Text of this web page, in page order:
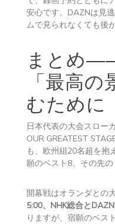
安心です。DAZNは見
ムで見られなくても後
まとめ
「最高
むために
日本代表の大会スロー
OUR GREATEST
も、欧州組20名超を抱
願のベスト8、その先の
開幕戦はオランダとの大
5:00、NHK総合と
りますが、宿願のベス